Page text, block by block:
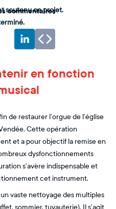
commentaires
soutenu ce projet.
en fonction
de restaurer l’orgue de l’église
Cette opération
et a pour objectif la remise en
dysfonctionnements
s’avère indispensable et
cet instrument.
vaste nettoyage des multiples
sommier, tuyauterie). Il s’agit